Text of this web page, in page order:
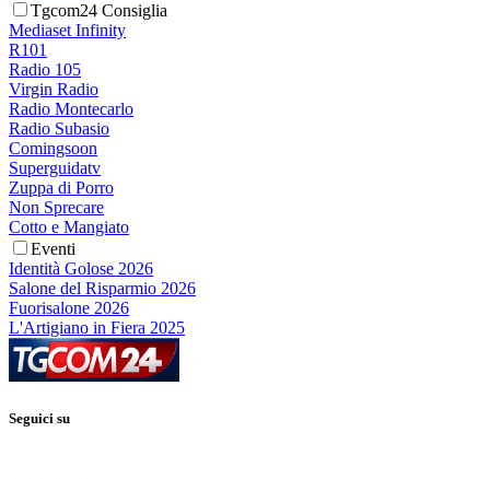
Tgcom24 Consiglia
Mediaset Infinity
R101
Radio 105
Virgin Radio
Radio Montecarlo
Radio Subasio
Comingsoon
Superguidatv
Zuppa di Porro
Non Sprecare
Cotto e Mangiato
Eventi
Identità Golose 2026
Salone del Risparmio 2026
Fuorisalone 2026
L'Artigiano in Fiera 2025
Seguici su